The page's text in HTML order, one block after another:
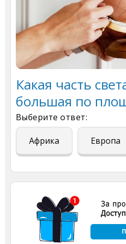
Какая часть
большая по
Выберите ответ:
Африка Европа